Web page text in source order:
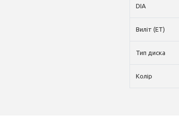
DIA
Виліт (ET)
Тип диска
Колір